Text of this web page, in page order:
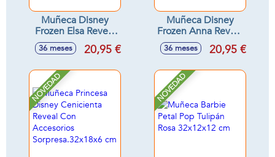
Muñeca Disney
Frozen Elsa Reveal
con Accesorio
Sorpresa. 33x18x8
36 meses 20,95 €
Muñeca Disney
Frozen Anna Reveal
Con Accesorio
Sorpresa 33x18x8
36 meses 20,95 €
NOVEDAD NOVEDAD